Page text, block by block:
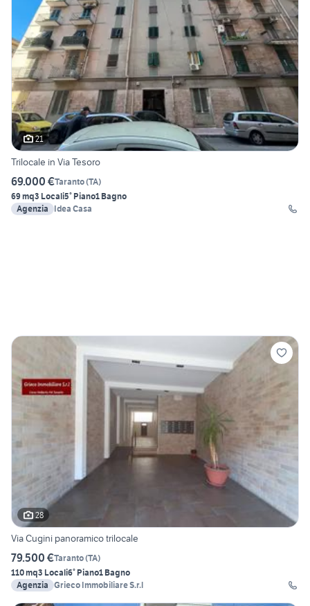
21
Trilocale in Via Tesoro
69.000 €Taranto(TA)
69 mq3 Locali5° Piano1 Bagno
Agenzia
Idea Casa
28
Via Cugini panoramico trilocale
79.500 €Taranto(TA)
110 mq3 Locali6° Piano1 Bagno
Agenzia Grieco Immobiliare S.r.l